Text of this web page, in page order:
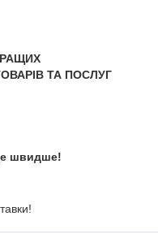
ТА ПОСЛУГ
швидше!